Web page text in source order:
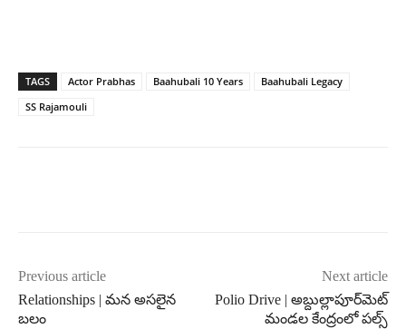
TAGS Actor Prabhas Baahubali 10 Years
Baahubali Legacy
SS Rajamouli
Previous article
Relationships | మన అసలైన
బలం
Next article
Polio Drive | అబ్దుల్లాపూర్‌మెట్
మండల కేంద్రంలో పల్స్